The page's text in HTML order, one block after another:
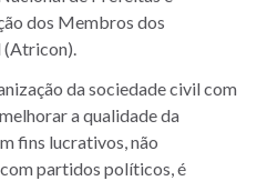
dos Membros dos
(Atricon).
da sociedade civil com
a qualidade da
fins lucrativos, não
partidos políticos, é